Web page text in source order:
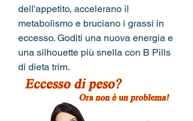
dell'appetito, accelerano il
metabolismo e bruciano i grassi in
eccesso. Goditi una nuova energia e
una silhouette più snella con B Pills
di dieta trim.